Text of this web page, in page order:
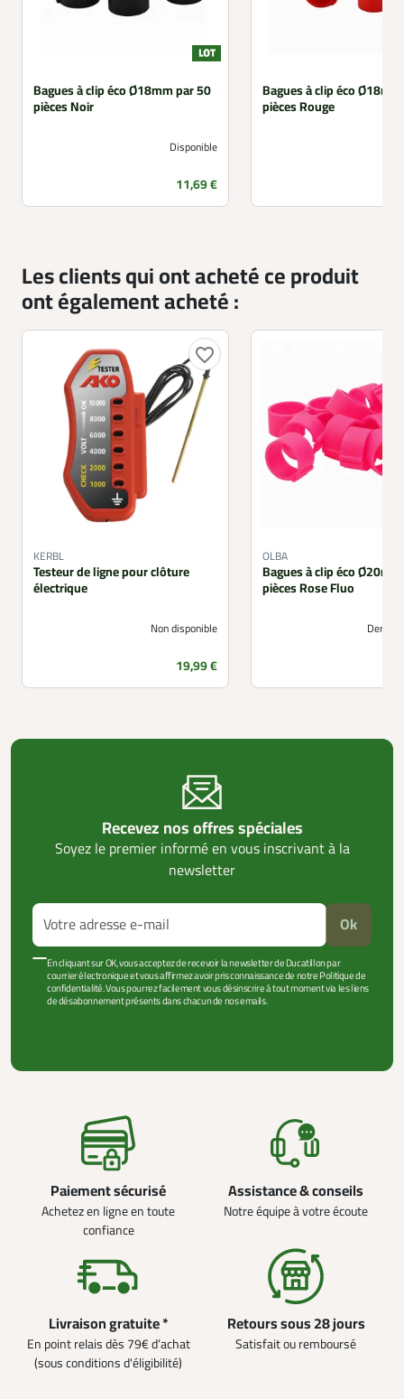
Bagues à clip éco Ø18mm par 50
pièces Noir
Disponible
Prix
11,69 €
Bagues à clip éco
pièces Rouge
Les clients qui ont acheté ce produit
ont également acheté :
favorite_border
KERBL
Testeur de ligne pour clôture
électrique
Non disponible
Prix
19,99 €
OLBA
Bagues à clip éco
pièces Rose Fluo
Recevez nos offres spéciales
Soyez le premier informé en vous inscrivant à la
newsletter
Ok
En cliquant sur OK, vous acceptez de recevoir la newsletter de Ducatillon par
courrier électronique et vous affirmez avoir pris connaissance de notre Politique de
confidentialité. Vous pourrez facilement vous désinscrire à tout moment via les liens
de désabonnement présents dans chacun de nos emails.
Paiement sécurisé
Achetez en ligne en toute
confiance
Assistance & conseils
Notre équipe à votre écoute
Livraison gratuite *
En point relais dès 79€ d’achat
(sous conditions d'éligibilité)
Retours sous 28 jours
Satisfait ou remboursé